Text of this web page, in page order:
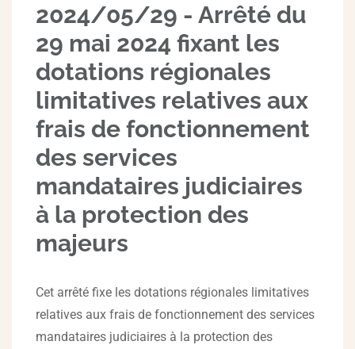
2024/05/29 - Arrêté du
29 mai 2024 fixant les
dotations régionales
limitatives relatives aux
frais de fonctionnement
des services
mandataires judiciaires
à la protection des
majeurs
Cet arrêté fixe les dotations régionales limitatives
relatives aux frais de fonctionnement des services
mandataires judiciaires à la protection des